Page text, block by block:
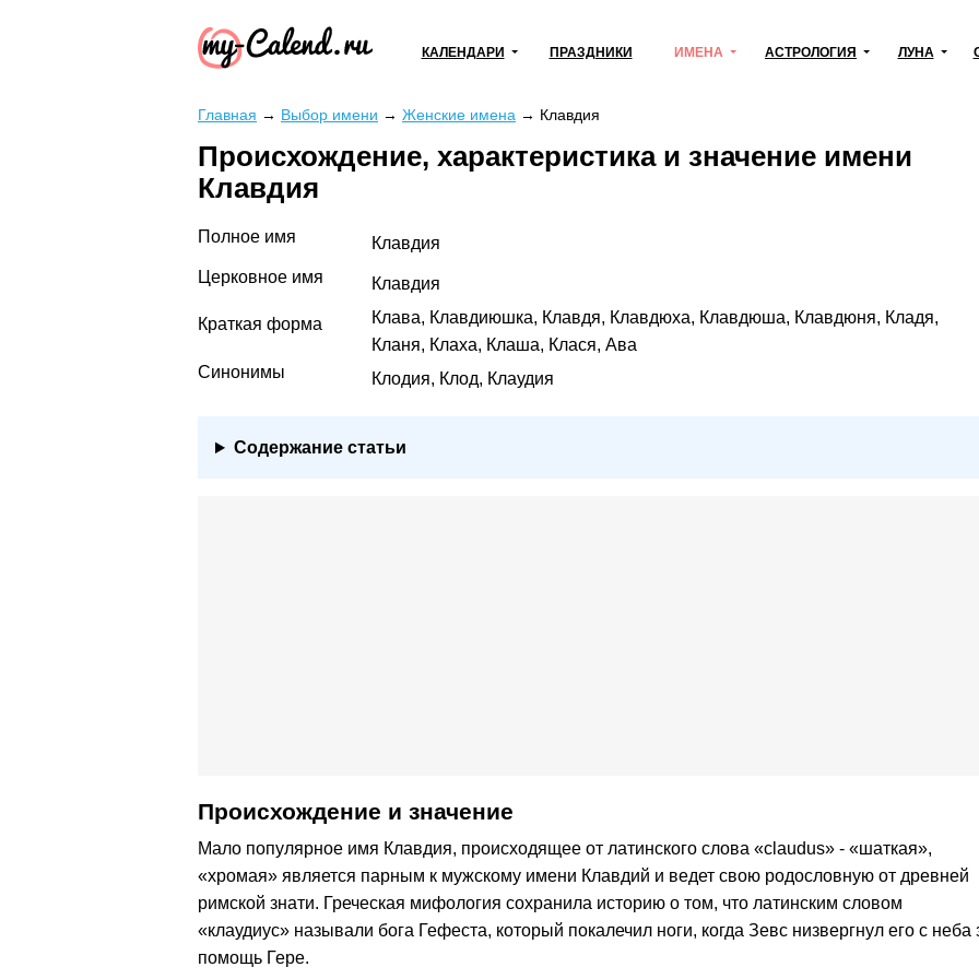
КАЛЕНДАРИ ПРАЗДНИКИ ИМЕНА АСТРОЛОГИЯ ЛУНА
Главная → Выбор имени → Женские имена → Клавдия
Происхождение, характеристика и значение имени
Клавдия
Полное имя
Клавдия
Церковное имя
Клавдия
Краткая форма
Клава, Клавдиюшка, Клавдя, Клавдюха, Клавдюша, Клавдюня, Кладя,
Кланя, Клаха, Клаша, Клася, Ава
Синонимы
Клодия, Клод, Клаудия
Содержание статьи
Происхождение и значение
Мало популярное имя Клавдия, происходящее от латинского слова «claudus» - «шаткая»,
«хромая» является парным к мужскому имени Клавдий и ведет свою родословную от древней
римской знати. Греческая мифология сохранила историю о том, что латинским словом
«клаудиус» называли бога Гефеста, который покалечил ноги, когда Зевс низвергнул его с неба
помощь Гере.